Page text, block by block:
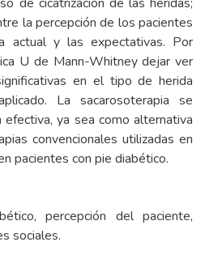
la percepción de los pacientes
actual y las expectativas. Por
U de Mann-Whitney dejar ver
en el tipo de herida
La sacarosoterapia se
efectiva, ya sea como alternativa
convencionales utilizadas en
pacientes con pie diabético.
percepción del paciente,
sociales.